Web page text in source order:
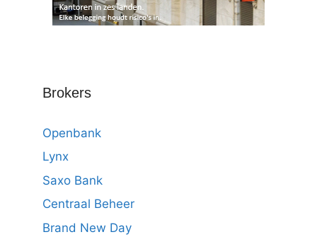
Brokers
Openbank
Lynx
Saxo Bank
Centraal Beheer
Brand New Day